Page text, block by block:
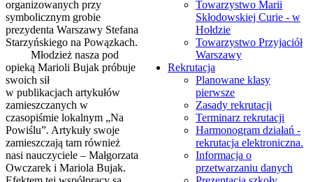
Towarzystwo Marii
Skłodowskiej Curie - w
Hołdzie
Towarzystwo Przyjaciół
Warszawy
Rekrutacja
Planowane klasy
pierwsze
Zasady rekrutacji
Terminarz rekrutacji
Harmonogram działań -
rekrutacja elektroniczna.
Informacja o
przetwarzaniu danych
organizowanych przy
symbolicznym grobie
prezydenta Warszawy Stefana
Starzyńskiego na Powązkach.
Młodzież nasza pod
opieką Marioli Bujak próbuje
swoich sił
w publikacjach artykułów
zamieszczanych w
czasopiśmie lokalnym „Na
Powiślu”. Artykuły swoje
zamieszczają tam również
nasi nauczyciele – Małgorzata
Owczarek i Mariola Bujak.